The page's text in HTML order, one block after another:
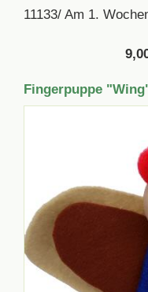
11133/ Am 1.
Fingerpuppe